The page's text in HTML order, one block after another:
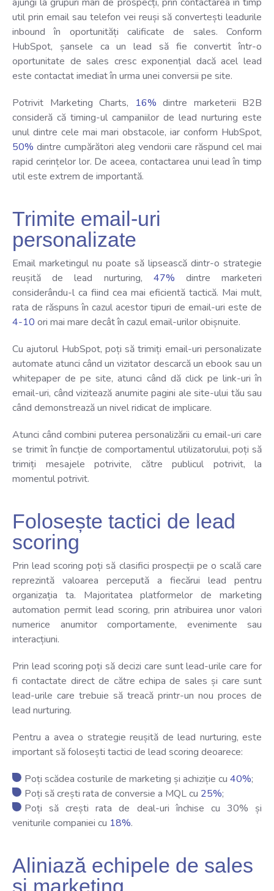
util prin email sau telefon vei reuși să convertești leadurile
inbound în oportunități calificate de sales. Conform
HubSpot, șansele ca un lead să fie convertit într-o
oportunitate de sales cresc exponențial dacă acel lead
este contactat imediat în urma unei conversii pe site.
Potrivit Marketing Charts,
16% dintre marketerii B2B
consideră că timing-ul campaniilor de lead nurturing este
unul dintre cele mai mari obstacole, iar conform HubSpot,
50% dintre cumpărători aleg vendorii care răspund cel mai
rapid cerințelor lor. De aceea, contactarea unui lead în timp
util este extrem de importantă.
Trimite email-uri
personalizate
Email marketingul nu poate să lipsească dintr-o strategie
reușită de lead nurturing, 47% dintre marketeri
considerându-l ca fiind cea mai eficientă tactică. Mai mult,
rata de răspuns în cazul acestor tipuri de email-uri este de
4-10 ori mai mare decât în cazul email-urilor obișnuite.
Cu ajutorul HubSpot, poți să trimiți email-uri personalizate
automate atunci când un vizitator descarcă un ebook sau un
whitepaper de pe site, atunci când dă click pe link-uri în
email-uri, când vizitează anumite pagini ale site-ului tău sau
când demonstrează un nivel ridicat de implicare.
Atunci când combini puterea personalizării cu email-uri care
se trimit în funcție de comportamentul utilizatorului, poți să
trimiți mesajele potrivite, către publicul potrivit, la
momentul potrivit.
Folosește tactici de lead
scoring
Prin lead scoring poți să clasifici prospecții pe o scală care
reprezintă valoarea percepută a fiecărui lead pentru
organizația ta. Majoritatea platformelor de marketing
automation permit lead scoring, prin atribuirea unor valori
numerice anumitor comportamente, evenimente sau
interacțiuni.
Prin lead scoring poți să decizi care sunt lead-urile care for
fi contactate direct de către echipa de sales și care sunt
lead-urile care trebuie să treacă printr-un nou proces de
lead nurturing.
Pentru a avea o strategie reușită de lead nurturing, este
important să folosești tactici de lead scoring deoarece:
Poți scădea costurile de marketing și achiziție cu 40%;
Poți să crești rata de conversie a MQL cu 25%;
Poți să crești rata de deal-uri închise cu 30% și
veniturile companiei cu 18%.
Aliniază echipele de sales
și marketing